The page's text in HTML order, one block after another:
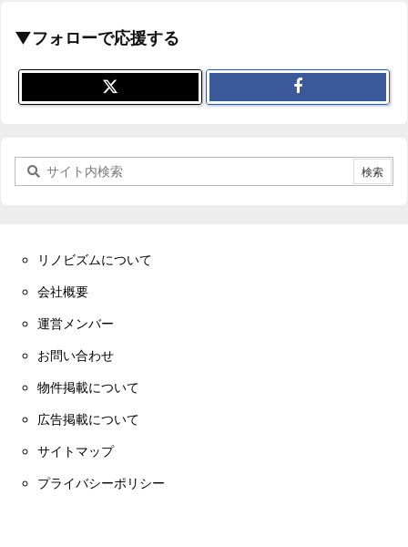
▼フォローで応援する
リノビズムについて
会社概要
運営メンバー
お問い合わせ
物件掲載について
広告掲載について
サイトマップ
プライバシーポリシー